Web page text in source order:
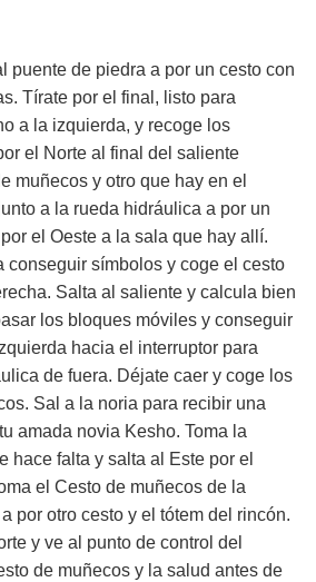
puente de piedra a por un cesto con
Tírate por el final, listo para
a la izquierda, y recoge los
el Norte al final del saliente
muñecos y otro que hay en el
a la rueda hidráulica a por un
el Oeste a la sala que hay allí.
conseguir símbolos y coge el cesto
Salta al saliente y calcula bien
los bloques móviles y conseguir
hacia el interruptor para
de fuera. Déjate caer y coge los
Sal a la noria para recibir una
amada novia Kesho. Toma la
hace falta y salta al Este por el
el Cesto de muñecos de la
por otro cesto y el tótem del rincón.
y ve al punto de control del
de muñecos y la salud antes de